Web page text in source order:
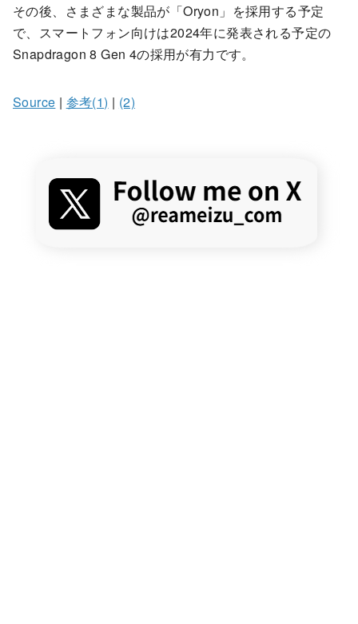
その後、さまざまな製品が「Oryon」を採用する予定
で、スマートフォン向けは2024年に発表される予定の
Snapdragon 8 Gen 4の採用が有力です。
Source | 参考(1) | (2)